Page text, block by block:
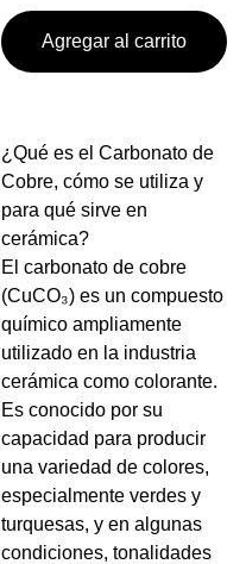
Agregar al carrito
¿Qué es el Carbonato de
Cobre, cómo se utiliza y
para qué sirve en
cerámica?
El carbonato de cobre
(CuCO₃) es un compuesto
químico ampliamente
utilizado en la industria
cerámica como colorante.
Es conocido por su
capacidad para producir
una variedad de colores,
especialmente verdes y
turquesas, y en algunas
condiciones, tonalidades